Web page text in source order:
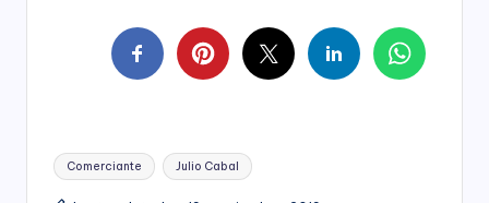
Tags:
Comerciante Julio Cabal